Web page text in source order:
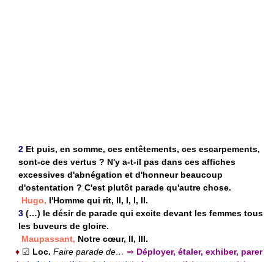
2 Et puis, en somme, ces entêtements, ces escarpements,
sont-ce des vertus ? N'y a-t-il pas dans ces affiches
excessives d'abnégation et d'honneur beaucoup
d'ostentation ? C'est plutôt parade qu'autre chose.
Hugo, l'Homme qui rit, II, I, I, II.
3 (…) le désir de parade qui excite devant les femmes tous
les buveurs de gloire.
Maupassant, Notre cœur, II, III.
♦ ☑ Loc. Faire parade de… ⇒ Déployer, étaler, exhiber, parer